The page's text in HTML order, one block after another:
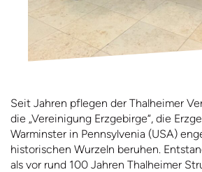
Seit Jahren pflegen der Thalheimer
die „Vereinigung Erzgebirge“, die
Warminster in Pennsylvenia (USA)
historischen Wurzeln beruhen.
als vor rund 100 Jahren Thalheimer